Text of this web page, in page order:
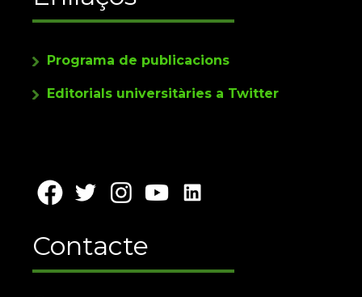
Programa de publicacions
Editorials universitàries a Twitter
Contacte